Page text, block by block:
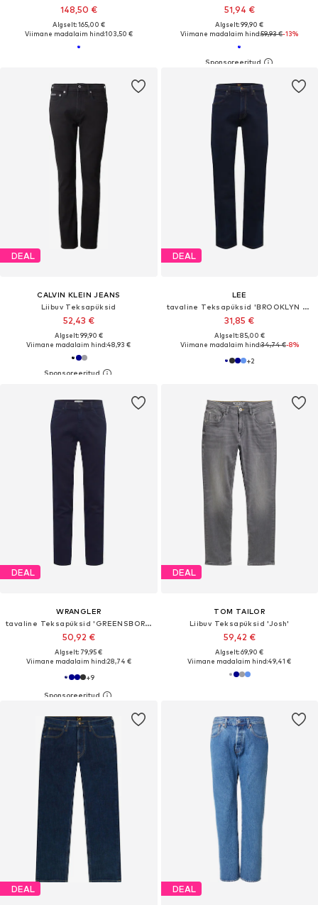
148,50 €
Algselt: 165,00 €
Viimane madalaim hind:103,50 €
51,94 €
Algselt: 99,90 €
Viimane madalaim hind:59,93 €-13%
DEAL
CALVIN KLEIN JEANS
Liibuv Teksapüksid
52,43 €
Algselt: 99,90 €
Viimane madalaim hind:48,93 €
DEAL
LEE
tavaline Teksapüksid 'BROOKLYN STRAIGHT'
31,85 €
Algselt: 85,00 €
Viimane madalaim hind:34,74 €-8%
+2
DEAL
WRANGLER
tavaline Teksapüksid 'GREENSBORO'
50,92 €
Algselt: 79,95 €
Viimane madalaim hind:28,74 €
+9
DEAL
TOM TAILOR
Liibuv Teksapüksid 'Josh'
59,42 €
Algselt: 69,90 €
Viimane madalaim hind:49,41 €
DEAL DEAL